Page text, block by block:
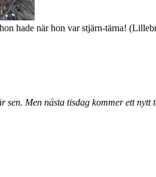
hade när hon var stjärn-tärna!
Men nästa tisdag kommer ett nytt